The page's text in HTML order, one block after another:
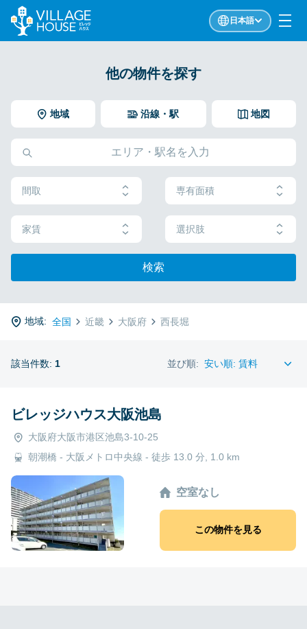
日本語
他の物件を探す
地域 地図
沿線・駅
間取 専有面積
家賃 選択肢
検索
地域: 全国 近畿 大阪府 西長堀
該当件数: 1 並び順:
ビレッジハウス大阪池島
大阪府大阪市港区池島3-10-25
朝潮橋 - 大阪メトロ中央線 - 徒歩 13.0 分, 1.0 km
空室なし
この物件を見る